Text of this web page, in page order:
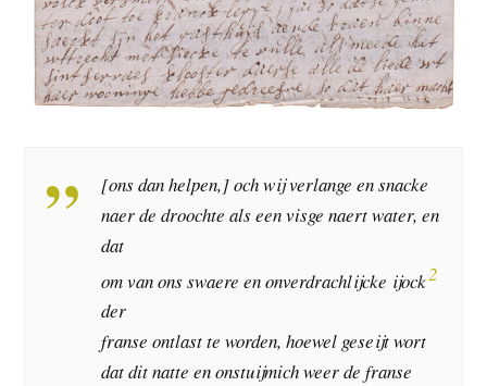
[ons dan helpen,] och wij verlange en snacke
naer de droochte als een visge naert water, en
dat
om van ons swaere en onverdrachlijcke ijock2
der
franse ontlast te worden, hoewel geseijt wort
dat dit natte en onstuijmich weer de franse